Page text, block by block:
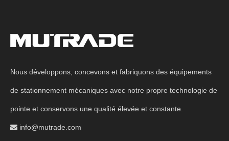
Nous développons, concevons et fabriquons des équipements
de stationnement mécaniques avec notre propre technologie de
pointe et conservons une qualité élevée et constante.
 info@mutrade.com